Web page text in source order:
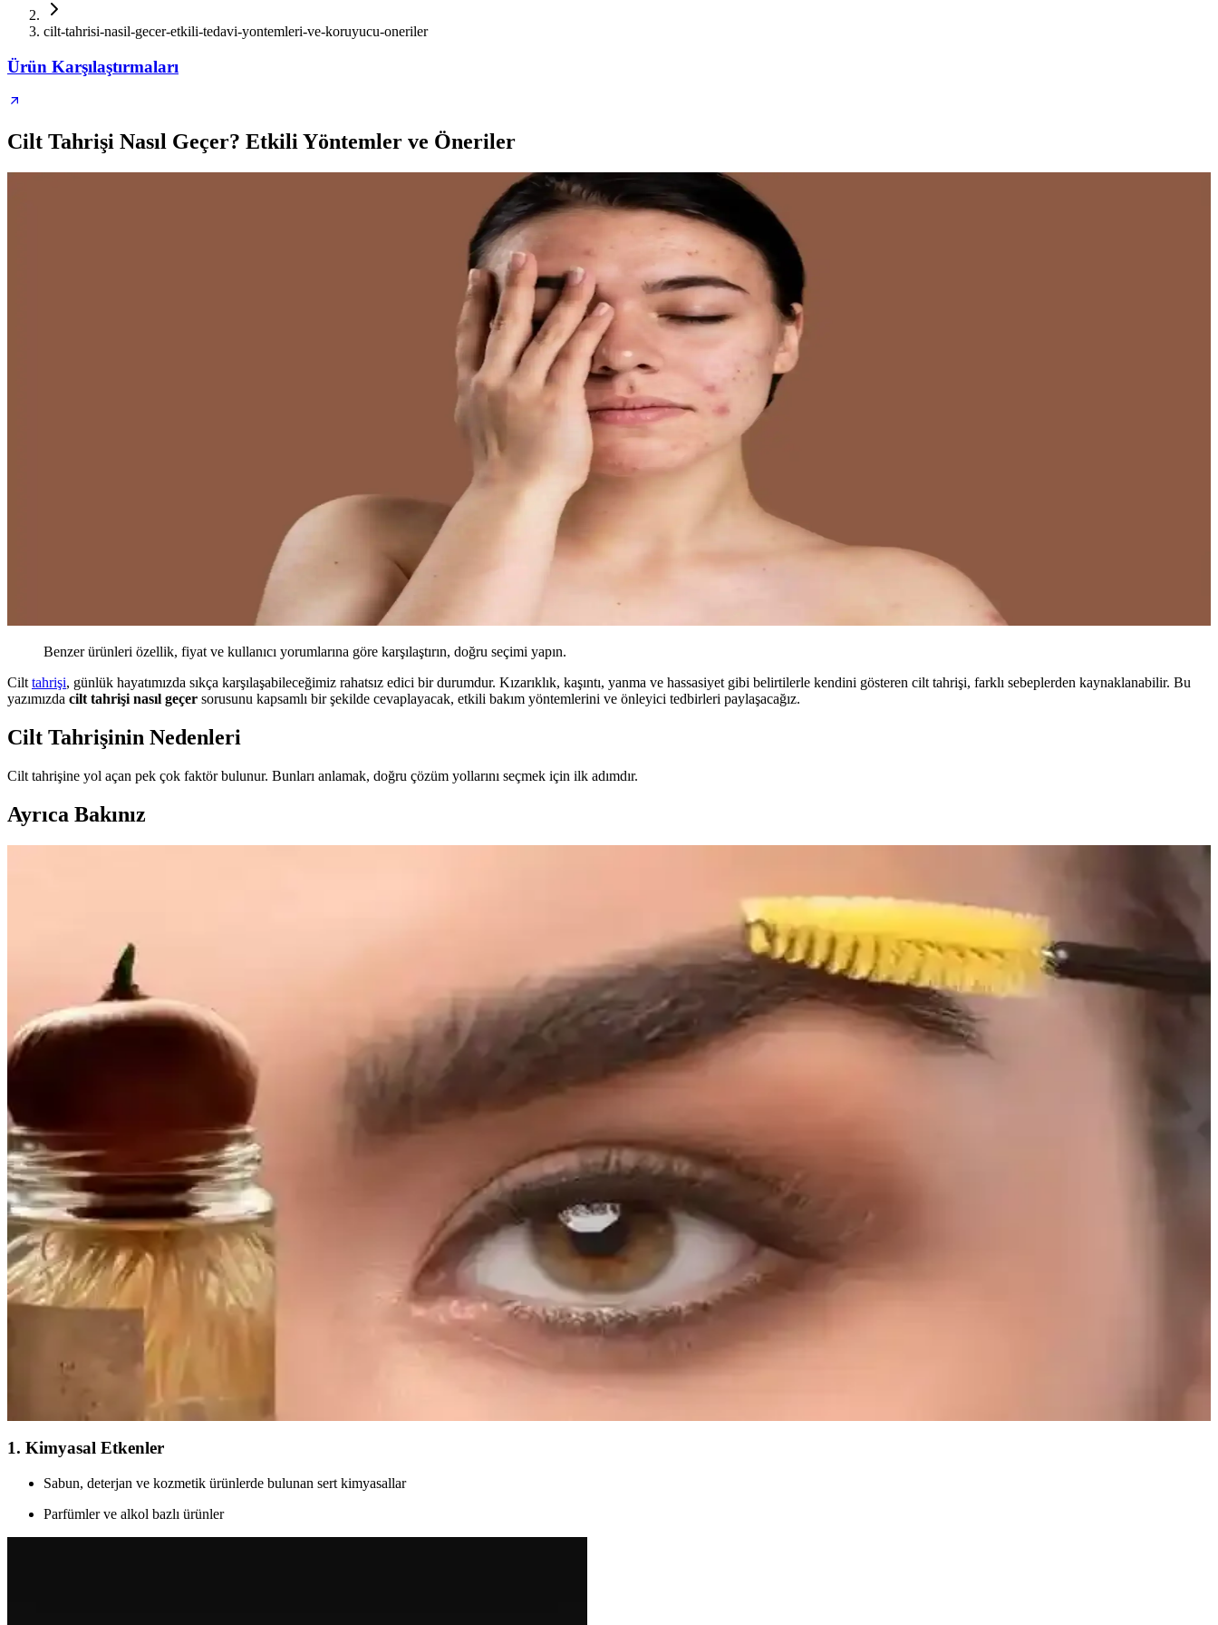
cilt-tahrisi-nasil-gecer-etkili-tedavi-yontemleri-ve-koruyucu-oneriler
Ürün Karşılaştırmaları
Cilt Tahrişi Nasıl Geçer? Etkili Yöntemler ve Öneriler
Benzer ürünleri özellik, fiyat ve kullanıcı yorumlarına göre karşılaştırın, doğru seçimi yapın.
Cilt tahrişi, günlük hayatımızda sıkça karşılaşabileceğimiz rahatsız edici bir durumdur. Kızarıklık, kaşıntı, yanma ve hassasiyet gibi belirtilerle kendini gösteren cilt tahrişi, farklı sebeplerden kaynaklanabilir. Bu
yazımızda cilt tahrişi nasıl geçer sorusunu kapsamlı bir şekilde cevaplayacak, etkili bakım yöntemlerini ve önleyici tedbirleri paylaşacağız.
Cilt Tahrişinin Nedenleri
Cilt tahrişine yol açan pek çok faktör bulunur. Bunları anlamak, doğru çözüm yollarını seçmek için ilk adımdır.
Ayrıca Bakınız
Emface tedavisi yüz hatlarını belirginleştirirken, bazı kullanıcılar ciltte hızlı yaşlanma belirtileri gözlemlemektedir. Tedavi etkileri, yaşlanma ve yaşam tarzı faktörleriyle şekillenmektedir.
Göğüs Bölgesinde Akne ve Cilt Lekeleri: Nedenleri, Tedavi Yöntemleri ve Bakım Önerileri
Göğüs bölgesinde akne ve cilt lekelerinin nedenleri arasında folikülit, ter birikimi ve kozmetik ürünler yer alır. Doğru bakım ve dermatolojik tedavi ile sorunlar kontrol altına alınabilir.
Kuru Ciltlerde Makyaj Problemleri ve Çözüm Yöntemleri: hEDS ve Cilt Bariyeri
Kuru cilt ve hEDS gibi durumlarda makyajın topaklanması ve çizgilenmesi sorunları, doğru ürün seçimi ve cilt bakım teknikleriyle önlenebilir. Nemlendirme ve uygun uygulama önemlidir.
Gerçekçi ve Yaygın Cilt Özelliklerinin Görsel Albümü ile Cilt Algısının Yeniden Şekillendirilmesi
Sosyal medyanın kusursuz cilt algısına karşı, yaygın ve sağlıklı cilt özelliklerini görsel olarak sunan albüm, bireylerin ciltlerini gerçekçi değerlendirmesine yardımcı olur ve gereksiz endişeleri azaltır.
Güneş Hasarının Cilt Sağlığı Üzerindeki Etkileri ve Koruyucu Tedbirler
Güneş ışınlarının ciltte biriktirdiği hasar, hiperpigmentasyon, cilt kanseri ve yaşlanma belirtileri gibi sorunlara yol açar. Koruyucu önlemler ve tedavi yöntemleri cilt sağlığını korumada önemlidir.
Makyajda Delik Görünümü Sorunu: Nedenleri, Uygulama Teknikleri ve Çözüm Yolları
Makyajda delik görünümü, cilt yapısı, ürün seçimi ve uygulama tekniklerinden kaynaklanır. Doğru nemlendirme, primer kullanımı ve kontrollü uygulama ile sorun azaltılabilir.
Erkekler İçin Feminen ve Çekici Görünüm Sağlayan Makyaj ve Bakım Teknikleri
Erkeklerin yüz hatlarını yumuşatıp feminen ve çekici görünmelerini sağlayan makyaj teknikleri, cilt bakımı ve doğal uygulamalar hakkında kapsamlı bilgiler sunulmaktadır.
Seyrek Kaşlarla Başa Çıkma Yöntemleri ve Doğal Çözümler Üzerine Kapsamlı Rehber
Seyrek kaşların nedenleri, doğal ve medikal yöntemlerle kalıcı makyaj tekniklerine kadar çeşitli çözümler detaylıca inceleniyor. Beslenme ve bakım önerileriyle kaş sağlığı destekleniyor.
1. Kimyasal Etkenler
Sabun, deterjan ve kozmetik ürünlerde bulunan sert kimyasallar
Parfümler ve alkol bazlı ürünler